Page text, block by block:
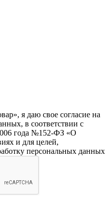
я даю свое согласие на
в соответствии с
года №152-ФЗ «О
и для целей,
персональных данных